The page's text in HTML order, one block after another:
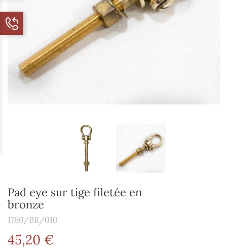
Pad eye sur tige filetée en
bronze
1760/BR/010
45,20 €